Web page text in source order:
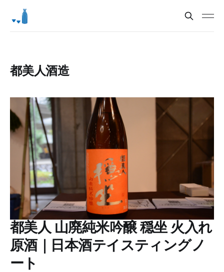
都美人酒造
都美人 山廃純米吟醸 穏坐 火入れ
原酒｜日本酒テイスティングノ
ート